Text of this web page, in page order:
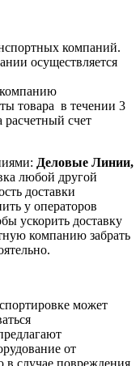
компаний.
осуществляется
компанию
товара в течении 3
расчетный счет
Деловые Линии,
любой другой
доставки
у операторов
ускорить доставку
компанию забрать
может
от
случае повреждения